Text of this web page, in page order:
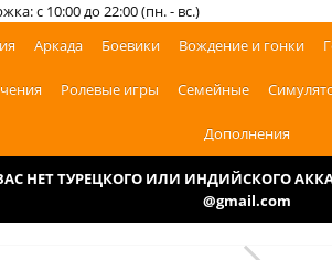
с 10:00 до 22:00 (пн. - вс.)
Аркада Боевики Вождение и гонки
Ролевые игры Семейные
Дополнения
НЕТ ТУРЕЦКОГО ИЛИ ИНДИЙСКОГО
@gmail.com